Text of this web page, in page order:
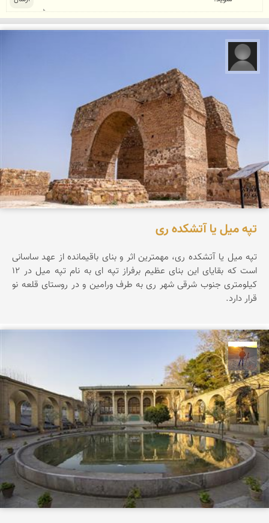
تپه میل یا آتشکده ری
تپه ميل يا آتشكده ری، مهمترين اثر و بنای باقيمانده از عهد ساسانی
است كه بقايای اين بنای عظيم برفراز تپه ای به نام تپه ميل در 12
كيلومتری جنوب شرقی شهر ری به طرف ورامين و در روستای قلعه نو
قرار دارد.
مهدی مخلصیان